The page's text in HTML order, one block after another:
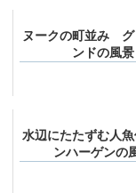
ヌークの町並み グ
ンドの風景
水辺にたたずむ人
ンハーゲンの